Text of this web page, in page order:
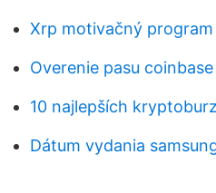
Xrp motivačný program
Overenie pasu
10 najlepších
Dátum vydania